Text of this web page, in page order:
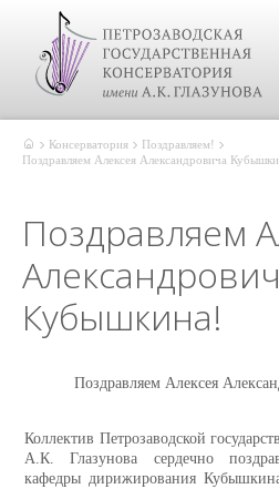
Консерватория
Поздравляем!
Поздравляем Алексея Александровича
Поздравляем
Кубышкина!
Поздравляем Алексея
Коллектив Петрозаводской
А.К. Глазунова сердечно
кафедры дирижирования